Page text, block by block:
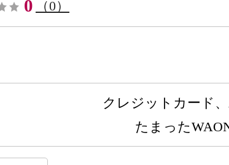
0 （0）
クレジットカード
たまった